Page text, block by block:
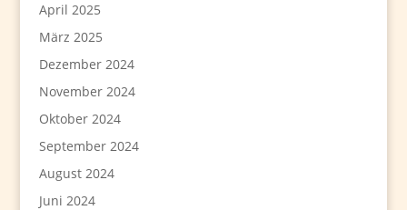
April 2025
März 2025
Dezember 2024
November 2024
Oktober 2024
September 2024
August 2024
Juni 2024